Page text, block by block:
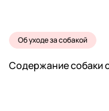
Об уходе за собакой
Содержание собаки